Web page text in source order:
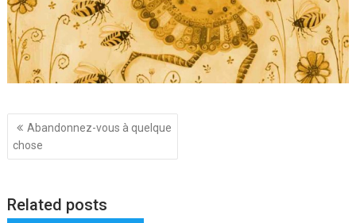
Navigation
de
l’article
Abandonnez-vous à quelque
chose
Related posts